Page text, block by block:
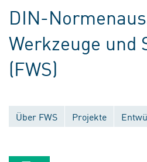
DIN-
Werkzeuge und
(FWS)
Über FWS Projekte